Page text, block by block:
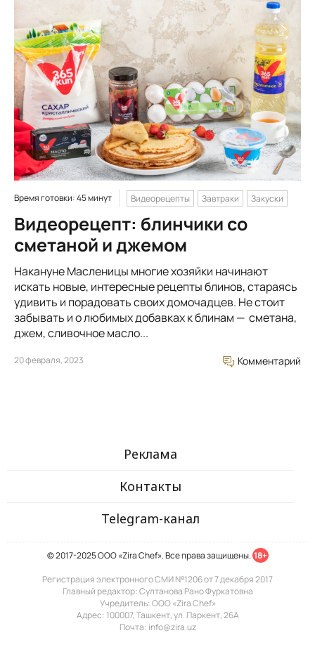
Время готовки: 45 минут Видеорецепты Завтраки Закуски
Видеорецепт: блинчики со
сметаной и джемом
Накануне Масленицы многие хозяйки начинают
искать новые, интересные рецепты блинов, стараясь
удивить и порадовать своих домочадцев. Не стоит
забывать и о любимых добавках к блинам — сметана,
джем, сливочное масло...
20 февраля, 2023 Комментарий
Реклама
Контакты
Telegram-канал
© 2017-2025 ООО «Zira Chef». Все права защищены. 18+
Регистрация электронного СМИ №1206 от 7 декабря 2017
Главный редактор: Султанова Рано Фуркатовна
Учредитель: ООО «Zira Chef»
Адрес: 100007, Ташкент, ул. Паркент, 26А
Почта: info@zira.uz